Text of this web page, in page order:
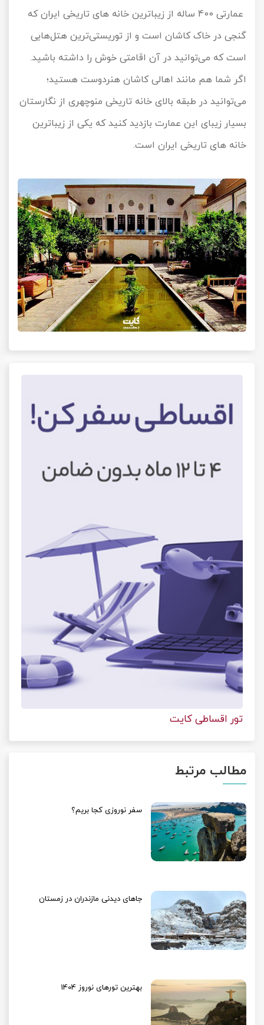
عمارتی 400 ساله از زیباترین خانه های تاریخی ایران که
گنجی در خاک کاشان است و از توریستی‌ترین هتل‌هایی
است که می‌توانید در آن اقامتی خوش را داشته باشید.
اگر شما هم مانند اهالی کاشان هنردوست هستید؛
می‌توانید در طبقه بالای خانه تاریخی منوچهری از نگارستان
بسیار زیبای این عمارت بازدید کنید که یکی از زیباترین
خانه های تاریخی ایران است.
تور اقساطی کایت
مطالب مرتبط
سفر نوروزی کجا بریم؟
جاهای دیدنی مازندران در زمستان
بهترین تورهای نوروز 1404